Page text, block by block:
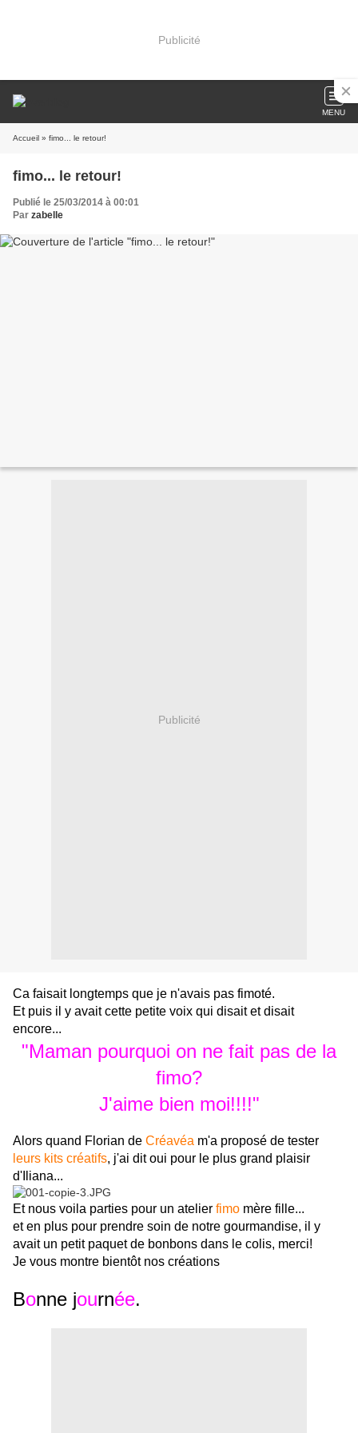
Publicité
MENU
Accueil » fimo... le retour!
fimo... le retour!
Publié le 25/03/2014 à 00:01
Par zabelle
Publicité
Ca faisait longtemps que je n'avais pas fimoté.
Et puis il y avait cette petite voix qui disait et disait
encore...
"Maman pourquoi on ne fait pas de la
fimo?
J'aime bien moi!!!!"
Alors quand Florian de Créavéa m'a proposé de tester
leurs kits créatifs, j'ai dit oui pour le plus grand plaisir
d'Iliana...
Et nous voila parties pour un atelier fimo mère fille...
et en plus pour prendre soin de notre gourmandise, il y
avait un petit paquet de bonbons dans le colis, merci!
Je vous montre bientôt nos créations
Bonne journée.